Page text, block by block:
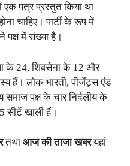
पत्र प्रस्तुत किया था
चाहिए। पार्टी के रूप में
में संख्या है।
के 24, शिवसेना के 12 और
हैं। लोक भारती, पीजेंट्स एंड
समाज पक्ष के चार निर्दलीय के
सीटें खाली हैं।
तथा आज की ताजा खबरयहां